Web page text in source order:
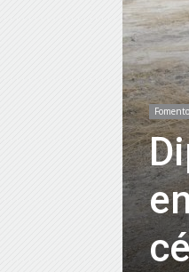
Fomento